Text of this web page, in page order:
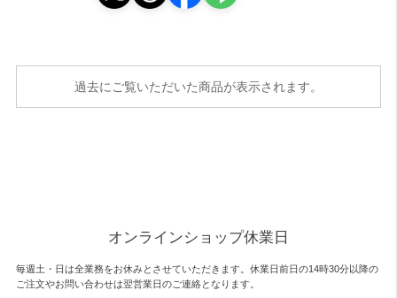
過去にご覧いただいた商品が表示されます。
オンラインショップ休業日
毎週土・日は全業務をお休みとさせていただきます。休業日前日の14時30分以降の
ご注文やお問い合わせは翌営業日のご連絡となります。